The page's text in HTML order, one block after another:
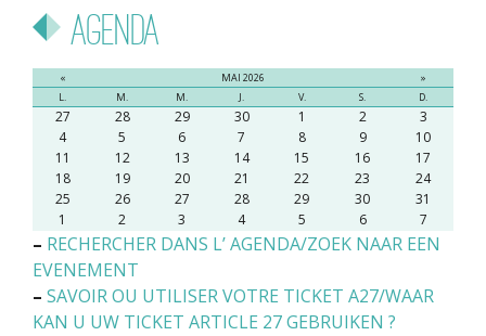
Agenda
« MAI 2026
»
L.
M. M. J. V. S. D.
27 28 29 30 1 2
3
4
5 6 7 8 9
10
11
12 13 14 15 16
17
18
19 20 21 22 23
24
25
26 27 28 29 30
31
1
2 3 4 5 6 7
– RECHERCHER DANS L’ AGENDA/ZOEK NAAR EEN
EVENEMENT
– SAVOIR OU UTILISER VOTRE TICKET A27/WAAR
KAN U UW TICKET ARTICLE 27 GEBRUIKEN ?